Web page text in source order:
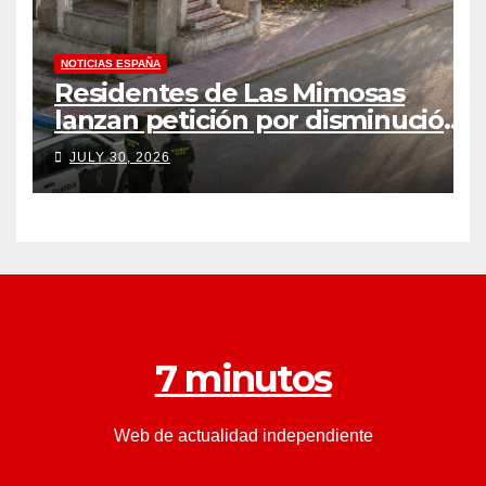
NOTICIAS ESPAÑA
Residentes de Las Mimosas
lanzan petición por disminución
‘inaceptable’ de servicios básicos
– The Leader
JULY 30, 2026
7 minutos
Web de actualidad independiente